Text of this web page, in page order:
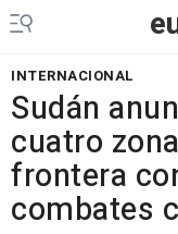
INTERNACIONAL
Sudán
cuatro
frontera
combates